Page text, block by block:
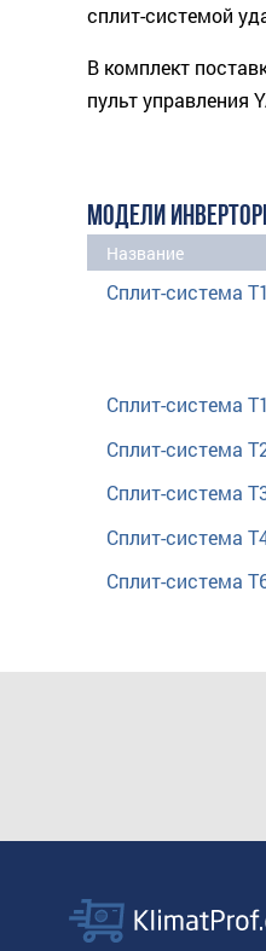
сплит-системой
В комплект
пульт управления
МОДЕЛИ
Название
Сплит-система
Сплит-система
Сплит-система
Сплит-система
Сплит-система
Сплит-система